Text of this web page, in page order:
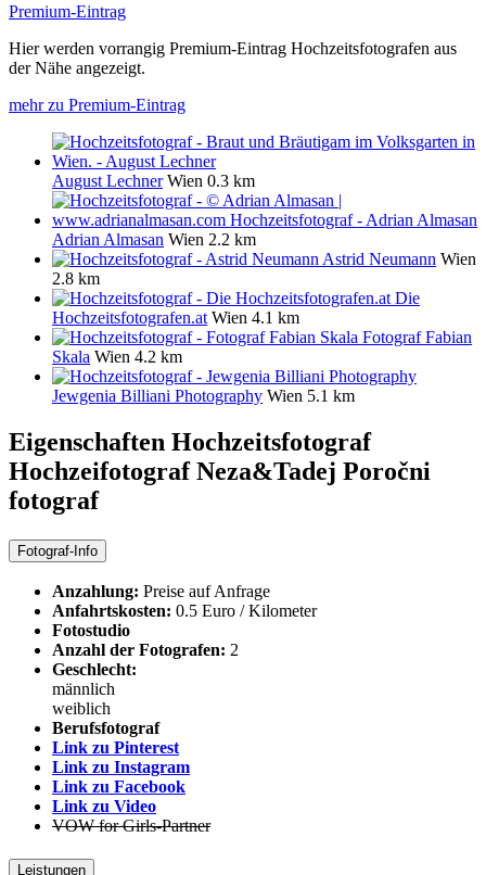
Premium-Eintrag
Hier werden vorrangig Premium-Eintrag Hochzeitsfotografen aus
der Nähe angezeigt.
mehr zu Premium-Eintrag
August Lechner Wien 0.3 km
Adrian Almasan Wien 2.2 km
Astrid Neumann Wien
2.8 km
Die
Hochzeitsfotografen.at Wien 4.1 km
Fotograf Fabian
Skala Wien 4.2 km
Jewgenia Billiani Photography Wien 5.1 km
Eigenschaften Hochzeitsfotograf
Hochzeifotograf Neza&Tadej Poročni
fotograf
Fotograf-Info
Anzahlung: Preise auf Anfrage
Anfahrtskosten: 0.5 Euro / Kilometer
Fotostudio
Anzahl der Fotografen: 2
Geschlecht:
männlich
weiblich
Berufsfotograf
Link zu Pinterest
Link zu Instagram
Link zu Facebook
Link zu Video
VOW for Girls-Partner
Leistungen